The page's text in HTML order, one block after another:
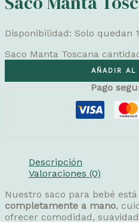
Disponibilidad: Solo quedan
Saco Manta Toscana
AÑADIR AL
Pago
Descripción
Valoraciones (0)
Nuestro saco para bebé
completamente a mano,
ofrecer comodidad,